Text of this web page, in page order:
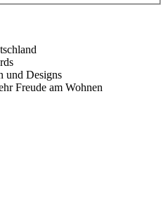
und Designs
Freude am Wohnen